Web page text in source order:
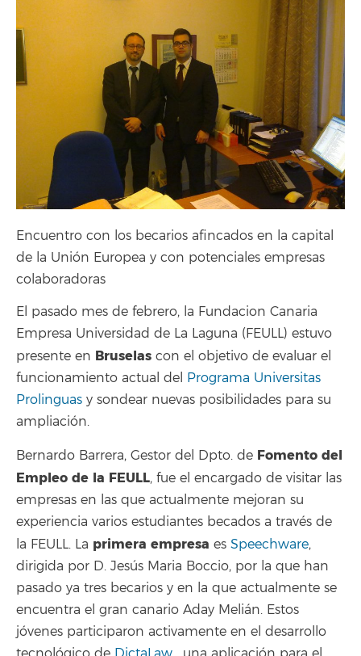
Encuentro con los becarios afincados en la capital
de la Unión Europea y con potenciales empresas
colaboradoras
El pasado mes de febrero, la Fundacion Canaria
Empresa Universidad de La Laguna (FEULL) estuvo
presente en Bruselas con el objetivo de evaluar el
funcionamiento actual del Programa Universitas
Prolinguas y sondear nuevas posibilidades para su
ampliación.
Bernardo Barrera, Gestor del Dpto. de Fomento del
Empleo de la FEULL, fue el encargado de visitar las
empresas en las que actualmente mejoran su
experiencia varios estudiantes becados a través de
la FEULL. La primera empresa es Speechware,
dirigida por D. Jesús Maria Boccio, por la que han
pasado ya tres becarios y en la que actualmente se
encuentra el gran canario Aday Melián. Estos
jóvenes participaron activamente en el desarrollo